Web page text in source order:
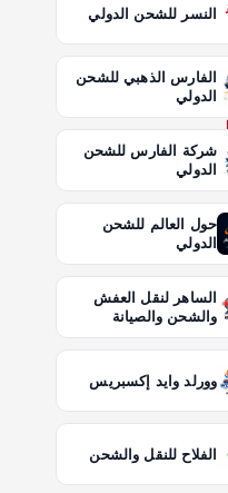
النسر للشحن الدولي
الفارس الذهبي للشحن
الدولي
شركة الفارس للشحن
الدولي
حول العالم للشحن
الدولي
الساهر لنقل العفش
والشحن والصيانة
وورلد وايد إكسبريس
الفلاح للنقل والشحن